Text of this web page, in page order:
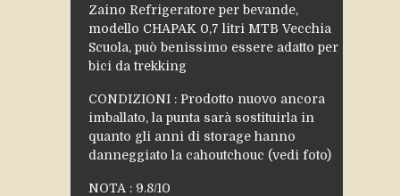
Zaino Refrigeratore per bevande,
modello CHAPAK 0,7 litri MTB Vecchia
Scuola, può benissimo essere adatto per
bici da trekking
CONDIZIONI : Prodotto nuovo ancora
imballato, la punta sarà sostituirla in
quanto gli anni di storage hanno
danneggiato la cahoutchouc (vedi foto)
NOTA : 9.8/10